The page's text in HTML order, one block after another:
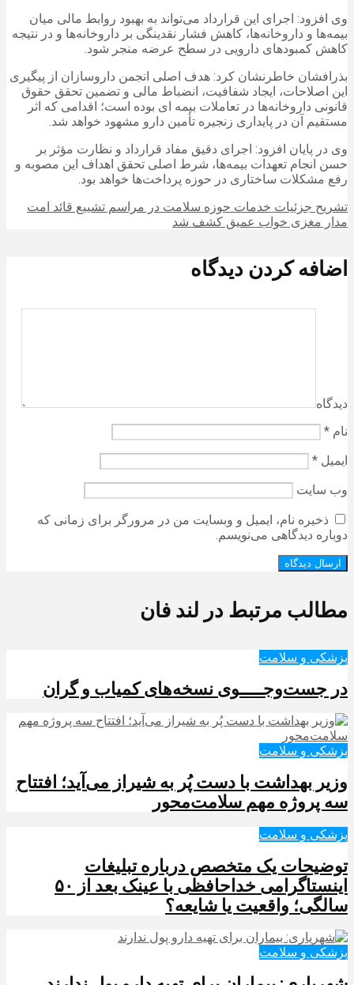
وی افزود: اجرای این قرارداد می‌تواند به بهبود روابط مالی میان
بیمه‌ها و داروخانه‌ها، کاهش فشار نقدینگی بر داروخانه‌ها و در نتیجه
کاهش کمبودهای دارویی در سطح عرضه منجر شود.
بذرافشان خاطرنشان کرد: هدف اصلی انجمن داروسازان از پیگیری
این اصلاحات، ایجاد شفافیت، انضباط مالی و تضمین تحقق حقوق
قانونی داروخانه‌ها در تعاملات بیمه ای بوده است؛ اقدامی که اثر
مستقیم آن در پایداری زنجیره تأمین دارو مشهود خواهد شد.
وی در پایان افزود: اجرای دقیق مفاد قرارداد و نظارت مؤثر بر
حسن انجام تعهدات بیمه‌ها، شرط اصلی تحقق اهداف این مصوبه و
رفع مشکلات ساختاری در حوزه پرداخت‌ها خواهد بود.
تشریح جزئیات خدمات حوزه سلامت در مراسم تشییع قائد امت
مدار مغزی خواب عمیق کشف شد
اضافه کردن دیدگاه
دیدگاه
نام *
ایمیل *
وب‌ سایت
ذخیره نام، ایمیل و وبسایت من در مرورگر برای زمانی که
دوباره دیدگاهی می‌نویسم.
مطالب مرتبط در لند فان
پزشکی و سلامت
در جست‌وجـــــوی نسخه‌های کمیاب و گران
پزشکی و سلامت
وزیر بهداشت با دست پُر به شیراز می‌آید؛ افتتاح
سه پروژه مهم سلامت‌محور
پزشکی و سلامت
توضیحات یک متخصص درباره تبلیغات
اینستاگرامی خداحافظی با عینک بعد از ۵۰
سالگی؛ واقعیت یا شایعه؟
پزشکی و سلامت